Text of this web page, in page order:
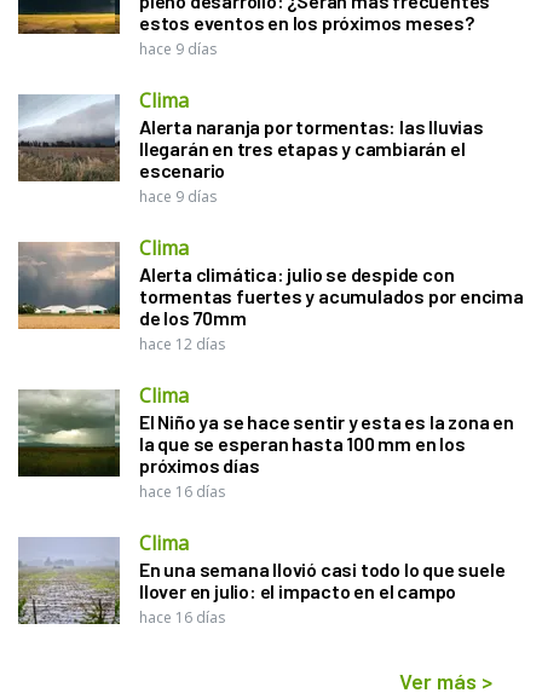
estos eventos en los próximos meses?
hace 9 días
Clima
Alerta naranja por tormentas: las lluvias
llegarán en tres etapas y cambiarán el
escenario
hace 9 días
Clima
Alerta climática: julio se despide con
tormentas fuertes y acumulados por encima
de los 70mm
hace 12 días
Clima
El Niño ya se hace sentir y esta es la zona en
la que se esperan hasta 100 mm en los
próximos días
hace 16 días
Clima
En una semana llovió casi todo lo que suele
llover en julio: el impacto en el campo
hace 16 días
Ver más >